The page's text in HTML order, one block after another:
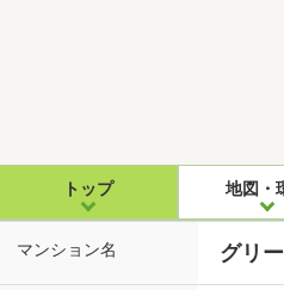
トップ 地図・
マンション名 グリ